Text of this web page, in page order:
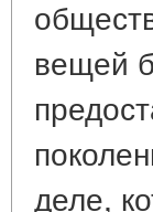
вещей
деле,